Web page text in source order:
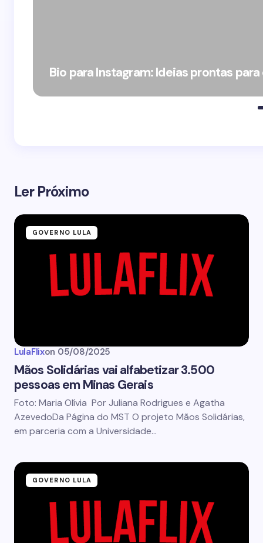
Bio para Instagram: Ideias prontas
Ler Próximo
GOVERNO LULA
LulaFlixon 05/08/2025
Mãos Solidárias vai alfabetizar 3.500
pessoas em Minas Gerais
Foto: Maria Olívia Por Juliana Rodrigues e Agatha
AzevedoDa Página do MST O projeto Mãos Solidárias,
em parceria com a Universidade…
GOVERNO LULA